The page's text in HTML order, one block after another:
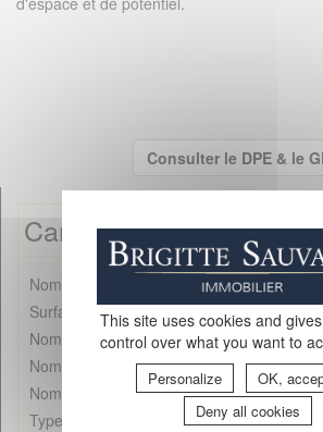
Consulter le DPE & le
Caractéristiques
Nombre de pièces : 6
Surface : 142 m²
Nombre de chambres : 3
Nombre de salles de bains : 1
Nombre de toilettes : 2
Type de cuisine : Indépendante aménagée
This site uses cookies and
control over what you want to
Personalize
OK,
Deny all cookies